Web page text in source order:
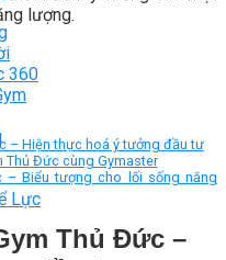
360
Lực
lượng.
– Hiện thực hoá ý tưởng đầu tư
Thủ Đức cùng Gymaster
– Biểu tượng cho lối sống năng
Thủ Đức –